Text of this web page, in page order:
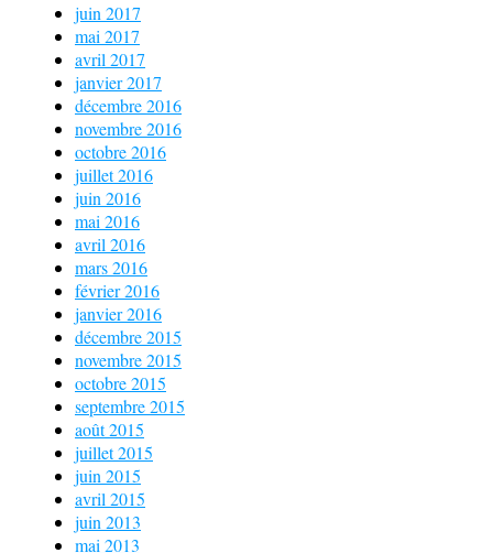
juin 2017
mai 2017
avril 2017
janvier 2017
décembre 2016
novembre 2016
octobre 2016
juillet 2016
juin 2016
mai 2016
avril 2016
mars 2016
février 2016
janvier 2016
décembre 2015
novembre 2015
octobre 2015
septembre 2015
août 2015
juillet 2015
juin 2015
avril 2015
juin 2013
mai 2013